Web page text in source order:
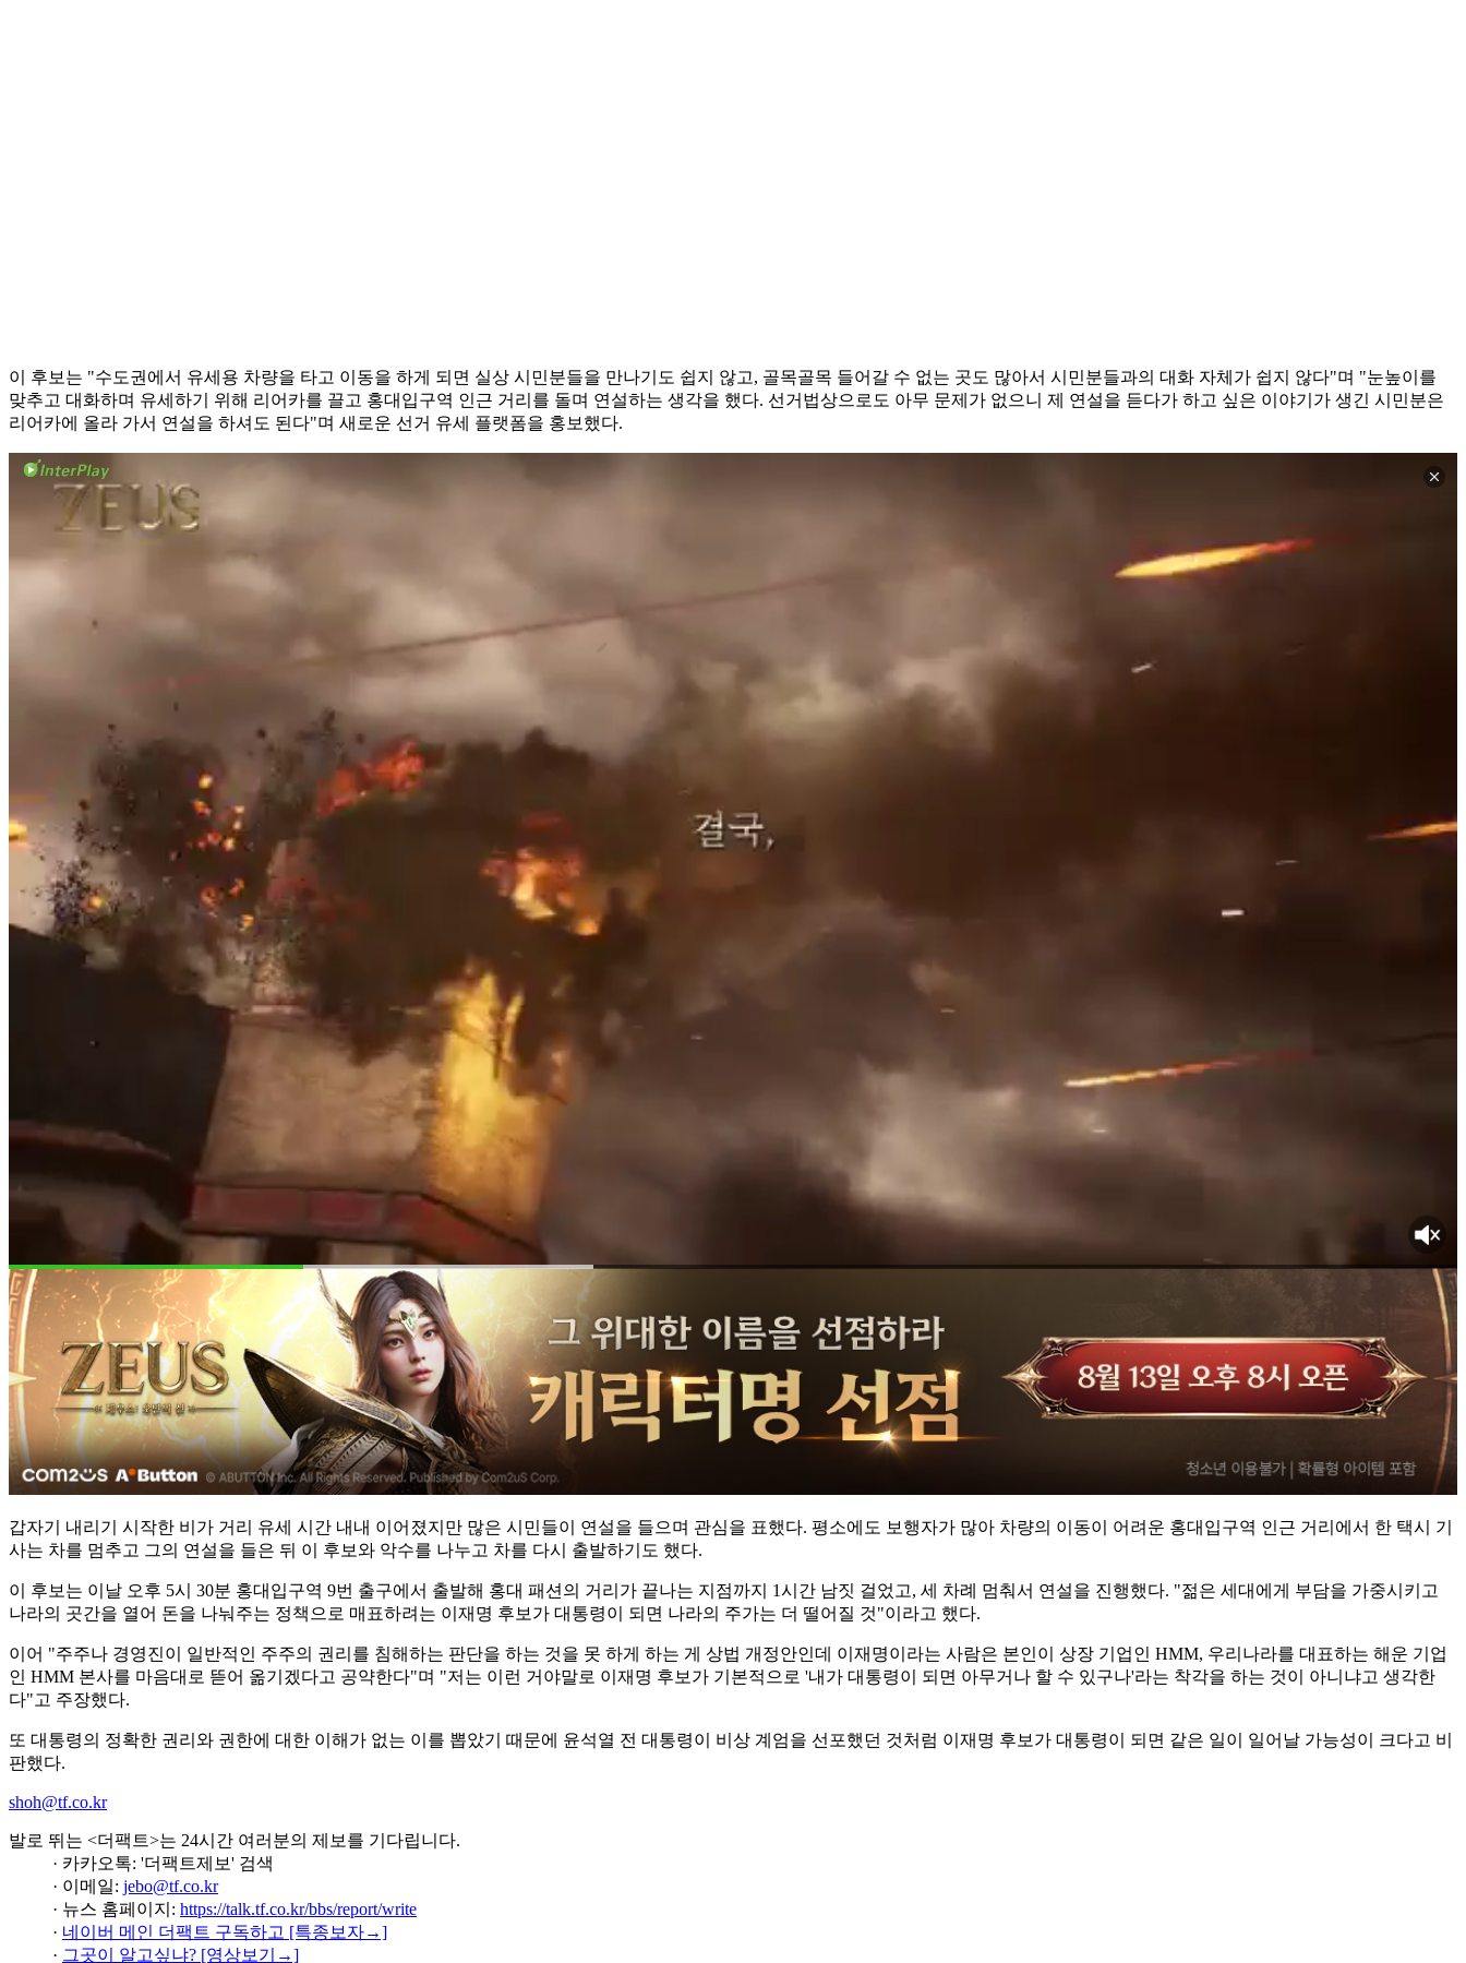
이 후보는 "수도권에서 유세용 차량을 타고 이동을 하게 되면 실상 시민분들을 만나기도 쉽지 않고, 골목골목 들어갈 수 없는 곳도 많아서 시민분들과의 대화 자체가 쉽지 않다"며 "눈높이를
맞추고 대화하며 유세하기 위해 리어카를 끌고 홍대입구역 인근 거리를 돌며 연설하는 생각을 했다. 선거법상으로도 아무 문제가 없으니 제 연설을 듣다가 하고 싶은 이야기가 생긴 시민분은
리어카에 올라 가서 연설을 하셔도 된다"며 새로운 선거 유세 플랫폼을 홍보했다.
갑자기 내리기 시작한 비가 거리 유세 시간 내내 이어졌지만 많은 시민들이 연설을 들으며 관심을 표했다. 평소에도 보행자가 많아 차량의 이동이 어려운 홍대입구역 인근 거리에서 한 택시 기
사는 차를 멈추고 그의 연설을 들은 뒤 이 후보와 악수를 나누고 차를 다시 출발하기도 했다.
이 후보는 이날 오후 5시 30분 홍대입구역 9번 출구에서 출발해 홍대 패션의 거리가 끝나는 지점까지 1시간 남짓 걸었고, 세 차례 멈춰서 연설을 진행했다. "젊은 세대에게 부담을 가중시키고
나라의 곳간을 열어 돈을 나눠주는 정책으로 매표하려는 이재명 후보가 대통령이 되면 나라의 주가는 더 떨어질 것"이라고 했다.
이어 "주주나 경영진이 일반적인 주주의 권리를 침해하는 판단을 하는 것을 못 하게 하는 게 상법 개정안인데 이재명이라는 사람은 본인이 상장 기업인 HMM, 우리나라를 대표하는 해운 기업
인 HMM 본사를 마음대로 뜯어 옮기겠다고 공약한다"며 "저는 이런 거야말로 이재명 후보가 기본적으로 '내가 대통령이 되면 아무거나 할 수 있구나'라는 착각을 하는 것이 아니냐고 생각한
다"고 주장했다.
또 대통령의 정확한 권리와 권한에 대한 이해가 없는 이를 뽑았기 때문에 윤석열 전 대통령이 비상 계엄을 선포했던 것처럼 이재명 후보가 대통령이 되면 같은 일이 일어날 가능성이 크다고 비
판했다.
shoh@tf.co.kr
발로 뛰는 <더팩트>는 24시간 여러분의 제보를 기다립니다.
· 카카오톡: '더팩트제보' 검색
· 이메일: jebo@tf.co.kr
· 뉴스 홈페이지: https://talk.tf.co.kr/bbs/report/write
· 네이버 메인 더팩트 구독하고 [특종보자→]
· 그곳이 알고싶냐? [영상보기→]